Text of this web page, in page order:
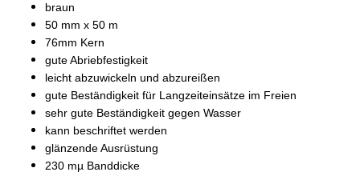
braun
50 mm x 50 m
76mm Kern
gute Abriebfestigkeit
leicht abzuwickeln und abzureißen
gute Beständigkeit für Langzeiteinsätze im Freien
sehr gute Beständigkeit gegen Wasser
kann beschriftet werden
glänzende Ausrüstung
230 mµ Banddicke